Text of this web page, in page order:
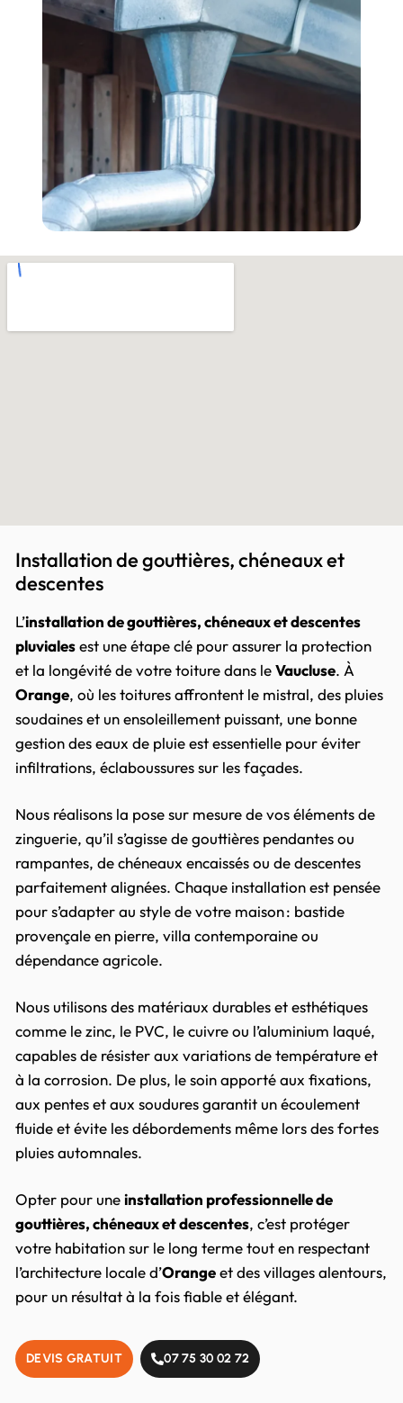
Installation de gouttières, chéneaux et
descentes
L’installation de gouttières, chéneaux et descentes
pluvialesest une étape clé pour assurer la protection
et la longévité de votre toiture dans leVaucluse. À
Orange, où les toitures affrontent le mistral, des pluies
soudaines et un ensoleillement puissant, une bonne
gestion des eaux de pluie est essentielle pour éviter
infiltrations, éclaboussures sur les façades.
Nous réalisons la pose sur mesure de vos éléments de
zinguerie, qu’il s’agisse de gouttières pendantes ou
rampantes, de chéneaux encaissés ou de descentes
parfaitement alignées. Chaque installation est pensée
pour s’adapter au style de votre maison : bastide
provençale en pierre, villa contemporaine ou
dépendance agricole.
Nous utilisons des matériaux durables et esthétiques
comme le zinc, le PVC, le cuivre ou l’aluminium laqué,
capables de résister aux variations de température et
à la corrosion. De plus, le soin apporté aux fixations,
aux pentes et aux soudures garantit un écoulement
fluide et évite les débordements même lors des fortes
pluies automnales.
Opter pour uneinstallation professionnelle de
gouttières, chéneaux et descentes, c’est protéger
votre habitation sur le long terme tout en respectant
l’architecture locale d’Orangeet des villages alentours,
pour un résultat à la fois fiable et élégant.
DEVIS GRATUIT 07 75 30 02 72